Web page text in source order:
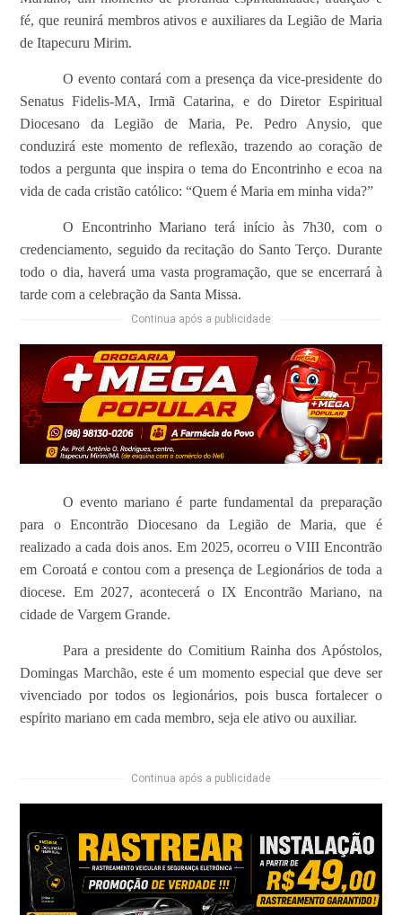
fé, que reunirá membros ativos e auxiliares da Legião de Maria
de Itapecuru Mirim.
O evento contará com a presença da vice-presidente do
Senatus Fidelis-MA, Irmã Catarina, e do Diretor Espiritual
Diocesano da Legião de Maria, Pe. Pedro Anysio, que
conduzirá este momento de reflexão, trazendo ao coração de
todos a pergunta que inspira o tema do Encontrinho e ecoa na
vida de cada cristão católico: “Quem é Maria em minha vida?”
O Encontrinho Mariano terá início às 7h30, com o
credenciamento, seguido da recitação do Santo Terço. Durante
todo o dia, haverá uma vasta programação, que se encerrará à
tarde com a celebração da Santa Missa.
Continua após a publicidade
O evento mariano é parte fundamental da preparação
para o Encontrão Diocesano da Legião de Maria, que é
realizado a cada dois anos. Em 2025, ocorreu o VIII Encontrão
em Coroatá e contou com a presença de Legionários de toda a
diocese. Em 2027, acontecerá o IX Encontrão Mariano, na
cidade de Vargem Grande.
Para a presidente do Comitium Rainha dos Apóstolos,
Domingas Marchão, este é um momento especial que deve ser
vivenciado por todos os legionários, pois busca fortalecer o
espírito mariano em cada membro, seja ele ativo ou auxiliar.
Continua após a publicidade